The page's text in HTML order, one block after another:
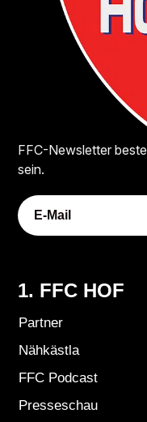
FFC-Newsletter
sein.
1. FFC HOF
Partner
Nähkästla
FFC Podcast
Presseschau